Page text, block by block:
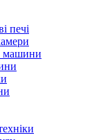
печі
машини